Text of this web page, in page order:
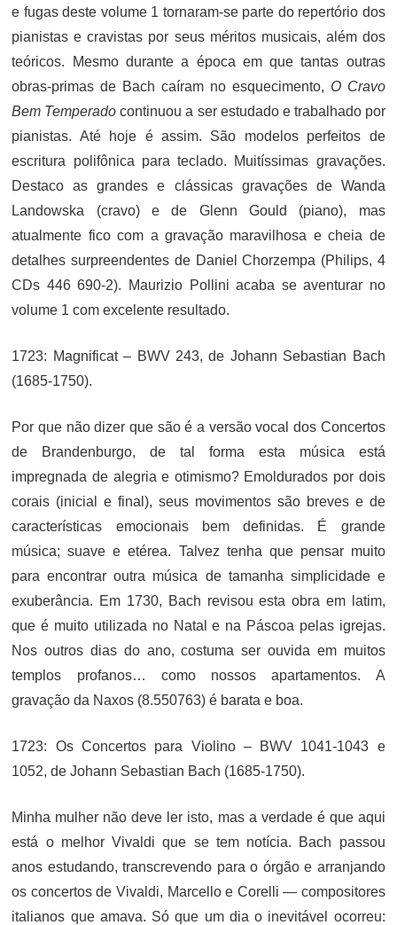
e fugas deste volume 1 tornaram-se parte do repertório dos
pianistas e cravistas por seus méritos musicais, além dos
teóricos. Mesmo durante a época em que tantas outras
obras-primas de Bach caíram no esquecimento, O Cravo
Bem Temperado continuou a ser estudado e trabalhado por
pianistas. Até hoje é assim. São modelos perfeitos de
escritura polifônica para teclado. Muitíssimas gravações.
Destaco as grandes e clássicas gravações de Wanda
Landowska (cravo) e de Glenn Gould (piano), mas
atualmente fico com a gravação maravilhosa e cheia de
detalhes surpreendentes de Daniel Chorzempa (Philips, 4
CDs 446 690-2). Maurizio Pollini acaba se aventurar no
volume 1 com excelente resultado.
1723: Magnificat – BWV 243, de Johann Sebastian Bach
(1685-1750).
Por que não dizer que são é a versão vocal dos Concertos
de Brandenburgo, de tal forma esta música está
impregnada de alegria e otimismo? Emoldurados por dois
corais (inicial e final), seus movimentos são breves e de
características emocionais bem definidas. É grande
música; suave e etérea. Talvez tenha que pensar muito
para encontrar outra música de tamanha simplicidade e
exuberância. Em 1730, Bach revisou esta obra em latim,
que é muito utilizada no Natal e na Páscoa pelas igrejas.
Nos outros dias do ano, costuma ser ouvida em muitos
templos profanos… como nossos apartamentos. A
gravação da Naxos (8.550763) é barata e boa.
1723: Os Concertos para Violino – BWV 1041-1043 e
1052, de Johann Sebastian Bach (1685-1750).
Minha mulher não deve ler isto, mas a verdade é que aqui
está o melhor Vivaldi que se tem notícia. Bach passou
anos estudando, transcrevendo para o órgão e arranjando
os concertos de Vivaldi, Marcello e Corelli — compositores
italianos que amava. Só que um dia o inevitável ocorreu: